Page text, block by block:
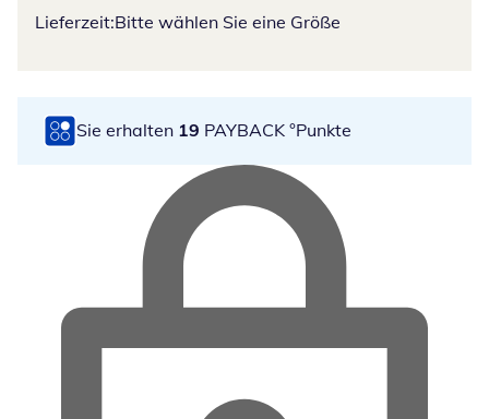
Lieferzeit:Bitte wählen Sie eine Größe
Sie erhalten 19 PAYBACK °Punkte